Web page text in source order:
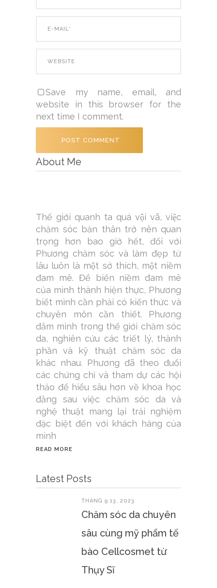
Save my name, email, and
website in this browser for the
next time I comment.
About Me
Thế giới quanh ta quá vội vã, việc
chăm sóc bản thân trở nên quan
trọng hơn bao giờ hết, đối với
Phương chăm sóc và làm đẹp từ
lâu luôn là một sở thích, một niềm
đam mê. Để biến niềm đam mê
của mình thành hiện thực, Phương
biết mình cần phải có kiến thức và
chuyên môn cần thiết. Phương
đắm mình trong thế giới chăm sóc
da, nghiên cứu các triết lý, thành
phần và kỹ thuật chăm sóc da
khác nhau. Phương đã theo đuổi
các chứng chỉ và tham dự các hội
thảo để hiểu sâu hơn về khoa học
đằng sau việc chăm sóc da và
nghệ thuật mang lại trải nghiệm
đặc biệt đến với khách hàng của
mình
READ MORE
Latest Posts
THÁNG 9 13, 2023
Chăm sóc da chuyên
sâu cùng mỹ phẩm tế
bào Cellcosmet từ
Thụy Sĩ